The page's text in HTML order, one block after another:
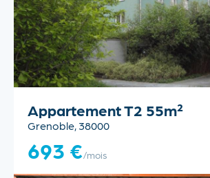
Appartement T2 55m²
Grenoble, 38000
693 €/mois